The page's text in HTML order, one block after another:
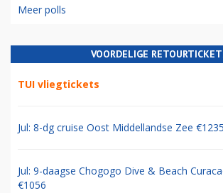
Meer polls
VOORDELIGE
TUI vliegtickets
Jul: 8-dg cruise Oost Middellandse Zee €1235
Jul: 9-daagse Chogogo Dive & Beach
€1056